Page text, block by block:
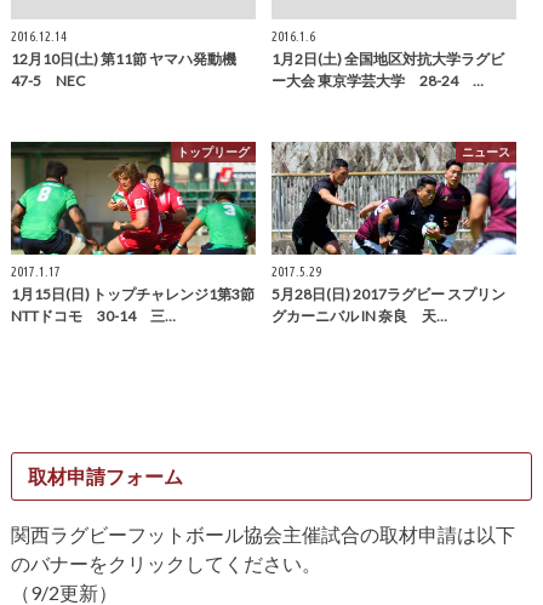
2016.12.14
12月10日(土) 第11節 ヤマハ発動機
47-5 NEC
2016.1.6
1月2日(土) 全国地区対抗大学ラグビ
ー大会 東京学芸大学 28-24 …
トップリーグ
2017.1.17
1月15日(日) トップチャレンジ1第3節
NTTドコモ 30-14 三…
ニュース
2017.5.29
5月28日(日) 2017ラグビー スプリン
グカーニバル IN 奈良 天…
取材申請フォーム
関西ラグビーフットボール協会主催試合の取材申請は以下
のバナーをクリックしてください。
（9/2更新）